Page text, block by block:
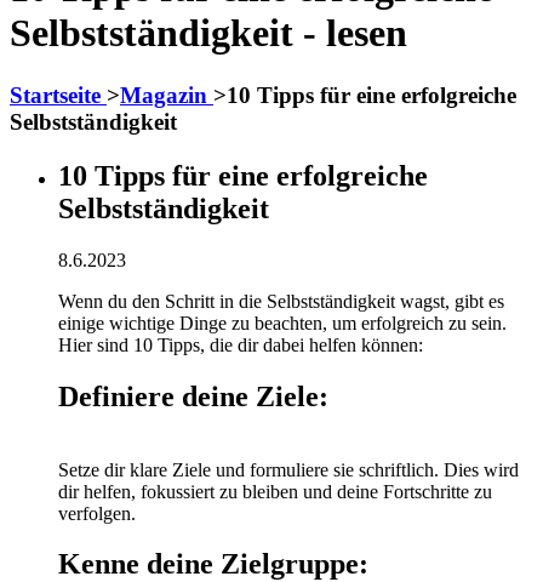
Selbstständigkeit - lesen
Startseite >Magazin >10 Tipps für eine erfolgreiche
Selbstständigkeit
10 Tipps für eine erfolgreiche
Selbstständigkeit
8.6.2023
Wenn du den Schritt in die Selbstständigkeit wagst, gibt es
einige wichtige Dinge zu beachten, um erfolgreich zu sein.
Hier sind 10 Tipps, die dir dabei helfen können:
Definiere deine Ziele:
Setze dir klare Ziele und formuliere sie schriftlich. Dies wird
dir helfen, fokussiert zu bleiben und deine Fortschritte zu
verfolgen.
Kenne deine Zielgruppe: